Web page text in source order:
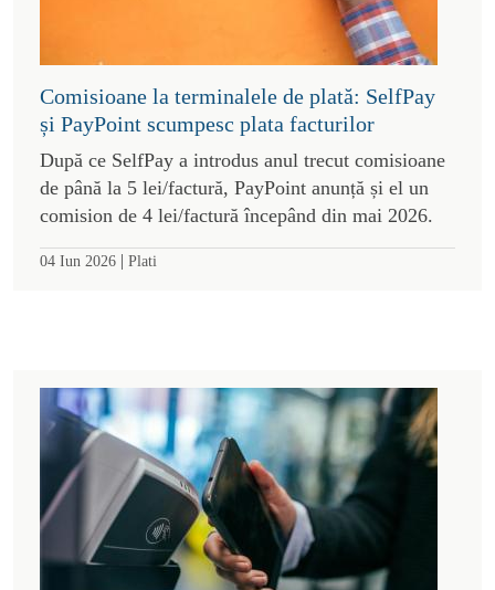
Comisioane la terminalele de plată: SelfPay
și PayPoint scumpesc plata facturilor
După ce SelfPay a introdus anul trecut comisioane
de până la 5 lei/factură, PayPoint anunță și el un
comision de 4 lei/factură începând din mai 2026.
04 Iun 2026 | Plati